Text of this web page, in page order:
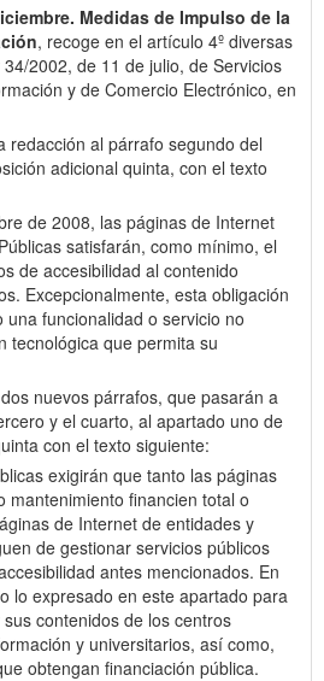
Medidas de Impulso de la
, recoge en el artículo 4º diversas
2002, de 11 de julio, de Servicios
y de Comercio Electrónico, en
redacción al párrafo segundo del
adicional quinta, con el texto
de 2008, las páginas de Internet
satisfarán, como mínimo, el
de accesibilidad al contenido
Excepcionalmente, esta obligación
funcionalidad o servicio no
tecnológica que permita su
nuevos párrafos, que pasarán a
y el cuarto, al apartado uno de
con el texto siguiente:
exigirán que tanto las páginas
mantenimiento financien total o
de Internet de entidades y
de gestionar servicios públicos
antes mencionados. En
lo expresado en este apartado para
contenidos de los centros
y universitarios, así como,
obtengan financiación pública.